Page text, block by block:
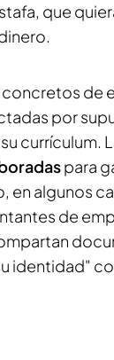
que
concretos de
por
currículum.
para
en algunos
de
identidad"